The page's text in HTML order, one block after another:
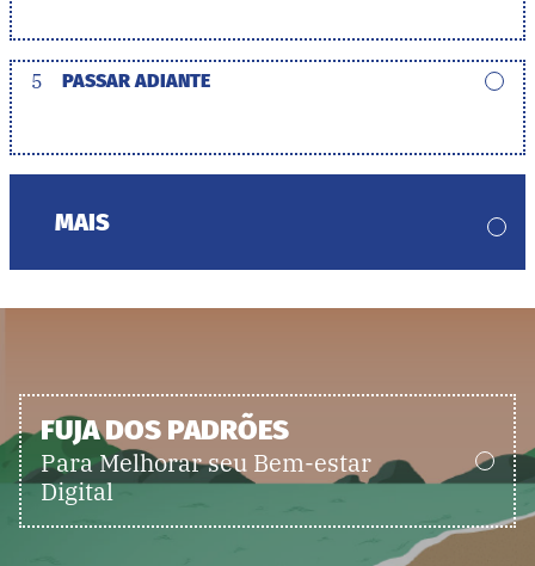
5 PASSAR ADIANTE
MAIS
FUJA DOS PADRÕES
Para Melhorar seu Bem-estar
Digital